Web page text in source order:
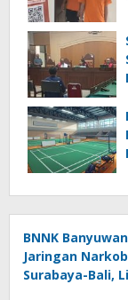
BNNK
Jaringan
Surabaya-Bali,